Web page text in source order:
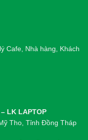
Cafe, Nhà hàng, Khách
LK LAPTOP
Tho, Tỉnh Đồng Tháp